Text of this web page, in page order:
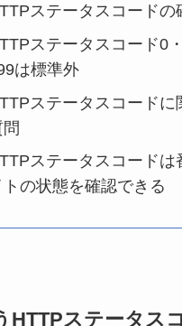
ステータスコードの
ステータスコード0
は標準外
ステータスコードに
問
ステータスコードは
トの状態を確認できる
HTTPステータス